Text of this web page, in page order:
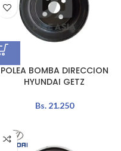
POLEA BOMBA DIRECCION
HYUNDAI GETZ
Bs.21.250